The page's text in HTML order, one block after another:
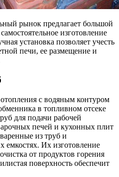
рынок предлагает большой
изготовление
установка позволяет учесть
печи, ее размещение и
с водяным контуром
в топливном отсеке
для подачи рабочей
печей и кухонных плит
из труб и
емкостях. Их изготовление
от продуктов горения
поверхность обеспечит